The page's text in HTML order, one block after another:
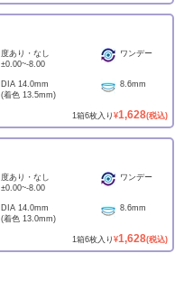
度あり・なし
±0.00~-8.00
ワンデー
DIA 14.0mm
(着色 13.5mm)
8.6mm
1箱6枚入り ¥1,628(税込)
度あり・なし
±0.00~-8.00
ワンデー
DIA 14.0mm
(着色 13.0mm)
8.6mm
1箱6枚入り ¥1,628(税込)